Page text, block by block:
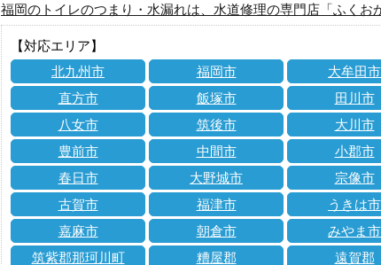
福岡のトイレのつまり・水漏れは、水道修理の専門店「ふくお
【対応エリア】
北九州市
福岡市 大牟田市
直方市
飯塚市 田川市
八女市
筑後市 大川市
豊前市
中間市 小郡市
春日市
大野城市 宗像市
古賀市
福津市 うきは市
嘉麻市
朝倉市 みやま市
筑紫郡那珂川町
糟屋郡 遠賀郡